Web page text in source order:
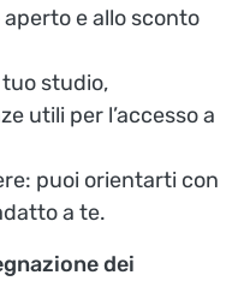
e allo sconto
studio,
utili per l’accesso a
puoi orientarti con
a te.
dei